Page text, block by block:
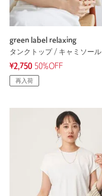
green label relaxing
タンクトップ / キャミソール
¥2,750 50%OFF
再入荷